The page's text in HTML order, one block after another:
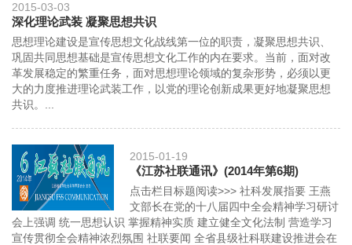
2015-03-03
深化理论武装 凝聚思想共识
思想理论建设是宣传思想文化战线第一位的职责，凝聚思想共识、
巩固共同思想基础是宣传思想文化工作的内在要求。当前，面对改
革发展稳定的繁重任务，面对思想理论领域的复杂形势，必须以更
大的力度推进理论武装工作，以党的理论创新成果更好地凝聚思想
共识。...
2015-01-19
《江苏社联通讯》(2014年第6期)
点击栏目标题阅读>>> 社科发展指要 王燕
文部长在党的十八届四中全会精神学习研讨
会上强调 统一思想认识 掌握精神实质 建立健全文化法制 营造学习
宣传贯彻全会精神浓烈氛围 社联要闻 全省县级社科联建设推进会在